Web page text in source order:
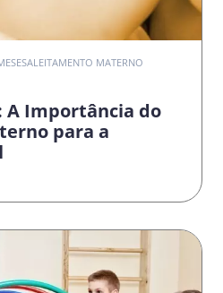
ALEITAMENTO MATERNO
A Importância do
para a